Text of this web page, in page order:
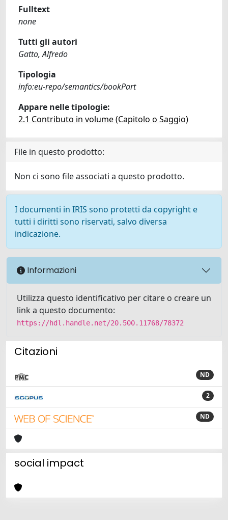
Fulltext
none
Tutti gli autori
Gatto, Alfredo
Tipologia
info:eu-repo/semantics/bookPart
Appare nelle tipologie:
2.1 Contributo in volume (Capitolo o Saggio)
File in questo prodotto:
Non ci sono file associati a questo prodotto.
I documenti in IRIS sono protetti da copyright e
tutti i diritti sono riservati, salvo diversa
indicazione.
Informazioni
Utilizza questo identificativo per citare o creare un
link a questo documento:
https://hdl.handle.net/20.500.11768/78372
Citazioni
ND
2
ND
social impact